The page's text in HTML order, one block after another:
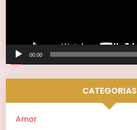
00:00
CATEGORIAS
Amor